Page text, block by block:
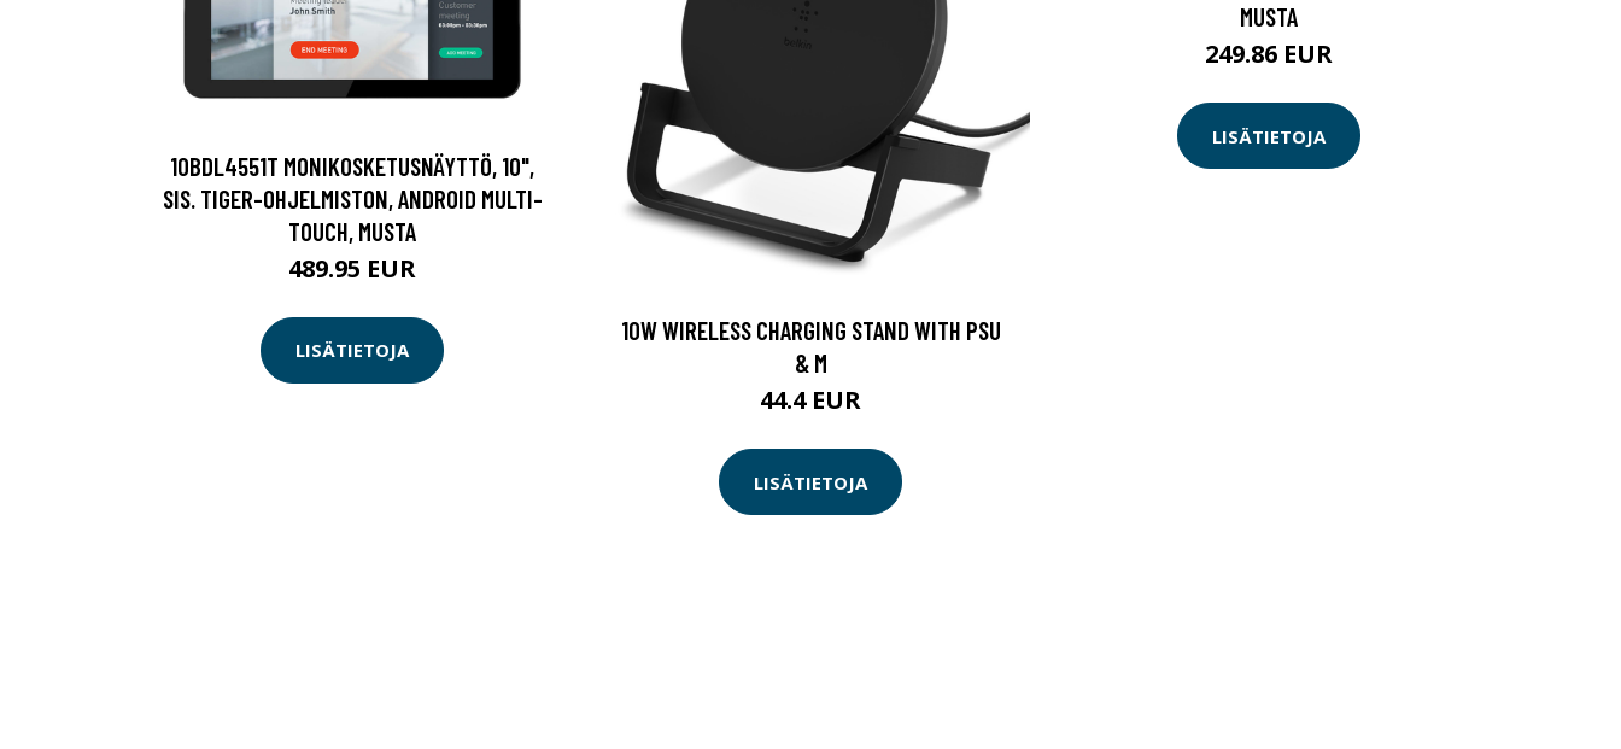
10BDL4551T MONIKOSKETUSNÄYTTÖ, 10",
SIS. TIGER-OHJELMISTON, ANDROID MULTI-
TOUCH, MUSTA
489.95 EUR
LISÄTIETOJA
10W WIRELESS CHARGING STAND WITH PSU
& M
44.4 EUR
LISÄTIETOJA
MUSTA
249.86 EUR
LISÄTIETOJA